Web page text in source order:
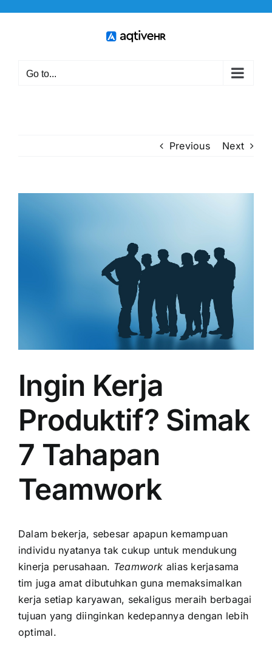
Go to...
Previous Next
Ingin Kerja
Produktif? Simak
7 Tahapan
Teamwork
Dalam bekerja, sebesar apapun kemampuan
individu nyatanya tak cukup untuk mendukung
kinerja perusahaan. Teamwork alias kerjasama
tim juga amat dibutuhkan guna memaksimalkan
kerja setiap karyawan, sekaligus meraih berbagai
tujuan yang diinginkan kedepannya dengan lebih
optimal.